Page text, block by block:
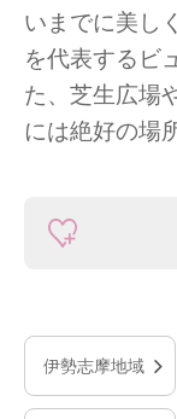
いまでに美し
を代表するビ
た、芝生広場
には絶好の場
伊勢志摩地域